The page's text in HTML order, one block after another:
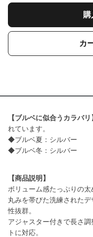
購
カ
【ブルベに似合うカラバリ
れています。
◆ブルベ夏：シルバー
◆ブルベ冬：シルバー
【商品説明】
ボリューム感たっぷりの太
丸みを帯びた洗練された
性抜群。
アジャスター付きで長さ
トに対応。